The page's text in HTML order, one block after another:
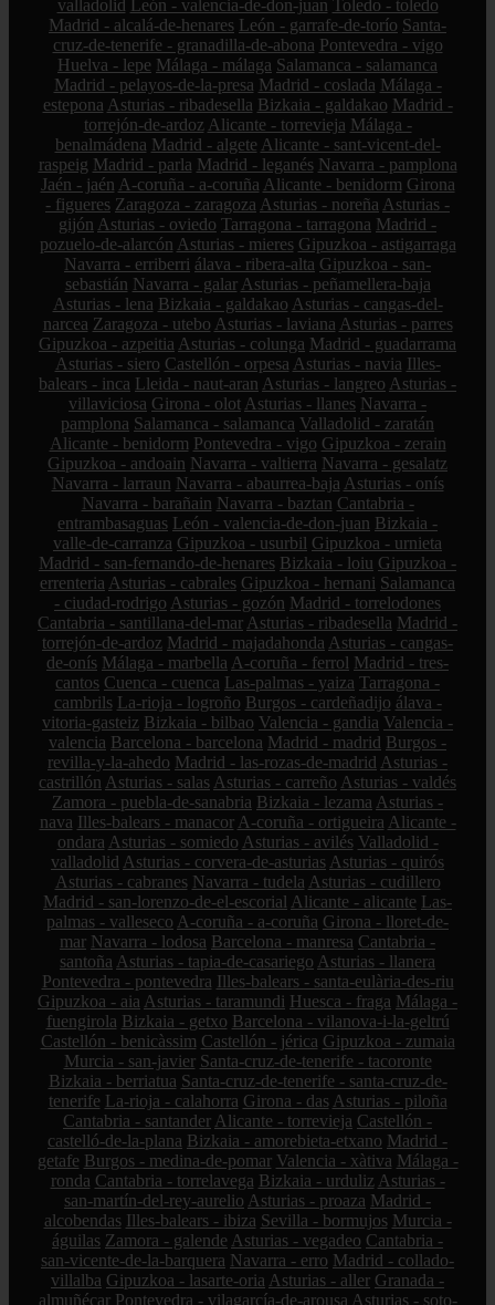
valladolid León - valencia-de-don-juan Toledo - toledo
Madrid - alcalá-de-henares León - garrafe-de-torío Santa-
cruz-de-tenerife - granadilla-de-abona Pontevedra - vigo
Huelva - lepe Málaga - málaga Salamanca - salamanca
Madrid - pelayos-de-la-presa Madrid - coslada Málaga -
estepona Asturias - ribadesella Bizkaia - galdakao Madrid -
torrejón-de-ardoz Alicante - torrevieja Málaga -
benalmádena Madrid - algete Alicante - sant-vicent-del-
raspeig Madrid - parla Madrid - leganés Navarra - pamplona
Jaén - jaén A-coruña - a-coruña Alicante - benidorm Girona
- figueres Zaragoza - zaragoza Asturias - noreña Asturias -
gijón Asturias - oviedo Tarragona - tarragona Madrid -
pozuelo-de-alarcón Asturias - mieres Gipuzkoa - astigarraga
Navarra - erriberri álava - ribera-alta Gipuzkoa - san-
sebastián Navarra - galar Asturias - peñamellera-baja
Asturias - lena Bizkaia - galdakao Asturias - cangas-del-
narcea Zaragoza - utebo Asturias - laviana Asturias - parres
Gipuzkoa - azpeitia Asturias - colunga Madrid - guadarrama
Asturias - siero Castellón - orpesa Asturias - navia Illes-
balears - inca Lleida - naut-aran Asturias - langreo Asturias -
villaviciosa Girona - olot Asturias - llanes Navarra -
pamplona Salamanca - salamanca Valladolid - zaratán
Alicante - benidorm Pontevedra - vigo Gipuzkoa - zerain
Gipuzkoa - andoain Navarra - valtierra Navarra - gesalatz
Navarra - larraun Navarra - abaurrea-baja Asturias - onís
Navarra - barañain Navarra - baztan Cantabria -
entrambasaguas León - valencia-de-don-juan Bizkaia -
valle-de-carranza Gipuzkoa - usurbil Gipuzkoa - urnieta
Madrid - san-fernando-de-henares Bizkaia - loiu Gipuzkoa -
errenteria Asturias - cabrales Gipuzkoa - hernani Salamanca
- ciudad-rodrigo Asturias - gozón Madrid - torrelodones
Cantabria - santillana-del-mar Asturias - ribadesella Madrid -
torrejón-de-ardoz Madrid - majadahonda Asturias - cangas-
de-onís Málaga - marbella A-coruña - ferrol Madrid - tres-
cantos Cuenca - cuenca Las-palmas - yaiza Tarragona -
cambrils La-rioja - logroño Burgos - cardeñadijo álava -
vitoria-gasteiz Bizkaia - bilbao Valencia - gandia Valencia -
valencia Barcelona - barcelona Madrid - madrid Burgos -
revilla-y-la-ahedo Madrid - las-rozas-de-madrid Asturias -
castrillón Asturias - salas Asturias - carreño Asturias - valdés
Zamora - puebla-de-sanabria Bizkaia - lezama Asturias -
nava Illes-balears - manacor A-coruña - ortigueira Alicante -
ondara Asturias - somiedo Asturias - avilés Valladolid -
valladolid Asturias - corvera-de-asturias Asturias - quirós
Asturias - cabranes Navarra - tudela Asturias - cudillero
Madrid - san-lorenzo-de-el-escorial Alicante - alicante Las-
palmas - valleseco A-coruña - a-coruña Girona - lloret-de-
mar Navarra - lodosa Barcelona - manresa Cantabria -
santoña Asturias - tapia-de-casariego Asturias - llanera
Pontevedra - pontevedra Illes-balears - santa-eulària-des-riu
Gipuzkoa - aia Asturias - taramundi Huesca - fraga Málaga -
fuengirola Bizkaia - getxo Barcelona - vilanova-i-la-geltrú
Castellón - benicàssim Castellón - jérica Gipuzkoa - zumaia
Murcia - san-javier Santa-cruz-de-tenerife - tacoronte
Bizkaia - berriatua Santa-cruz-de-tenerife - santa-cruz-de-
tenerife La-rioja - calahorra Girona - das Asturias - piloña
Cantabria - santander Alicante - torrevieja Castellón -
castelló-de-la-plana Bizkaia - amorebieta-etxano Madrid -
getafe Burgos - medina-de-pomar Valencia - xàtiva Málaga -
ronda Cantabria - torrelavega Bizkaia - urduliz Asturias -
san-martín-del-rey-aurelio Asturias - proaza Madrid -
alcobendas Illes-balears - ibiza Sevilla - bormujos Murcia -
águilas Zamora - galende Asturias - vegadeo Cantabria -
san-vicente-de-la-barquera Navarra - erro Madrid - collado-
villalba Gipuzkoa - lasarte-oria Asturias - aller Granada -
almuñécar Pontevedra - vilagarcía-de-arousa Asturias - soto-